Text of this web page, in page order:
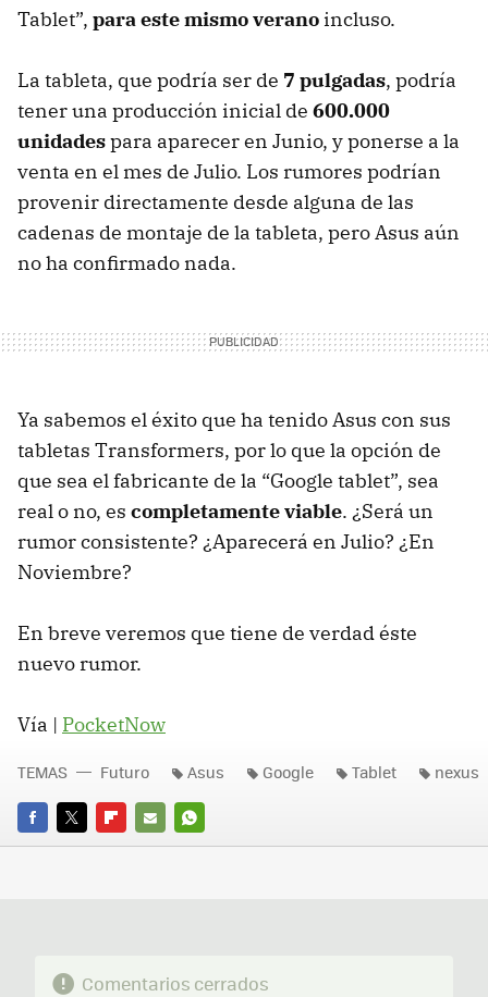
Tablet”, para este mismo verano incluso.
La tableta, que podría ser de 7 pulgadas, podría
tener una producción inicial de 600.000
unidadespara aparecer en Junio, y ponerse a la
venta en el mes de Julio. Los rumores podrían
provenir directamente desde alguna de las
cadenas de montaje de la tableta, pero Asus aún
no ha confirmado nada.
Ya sabemos el éxito que ha tenido Asus con sus
tabletas Transformers, por lo que la opción de
que sea el fabricante de la “Google tablet”, sea
real o no, es completamente viable. ¿Será un
rumor consistente? ¿Aparecerá en Julio? ¿En
Noviembre?
En breve veremos que tiene de verdad éste
nuevo rumor.
Vía | PocketNow
FACEBOOK
TWITTERFLIPBOARD
E-
WHATSAPP
TEMAS Futuro Asus Google Tablet nexus
Comentarios cerrados